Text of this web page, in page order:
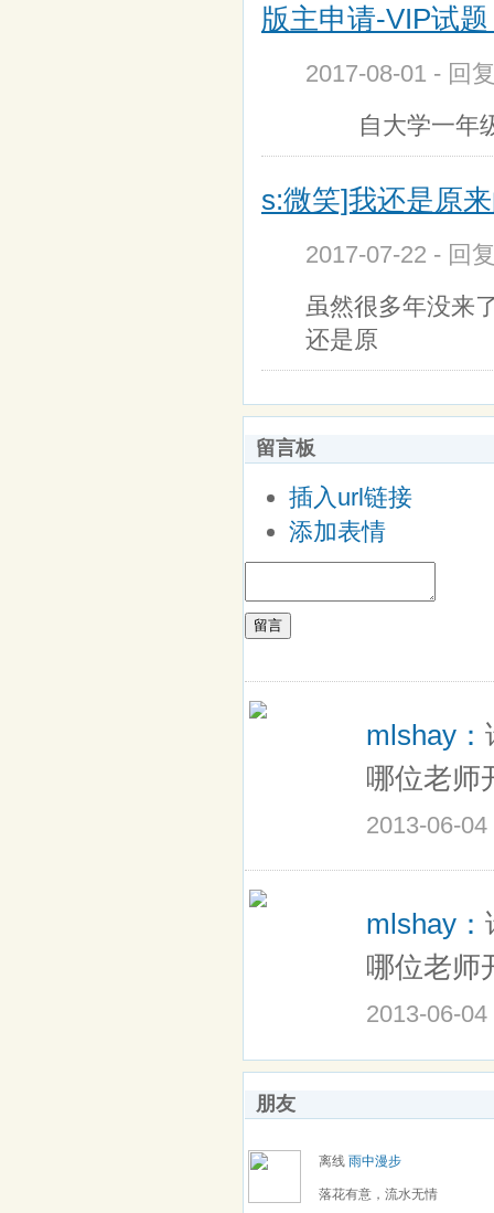
版主申请-VIP试
2017-08-01 - 回
自大学一年级
s:微笑]我还是原
2017-07-22 - 回
虽然很多年没来
还是原
留言板
插入url链接
添加表情
留言
mlshay：
哪位老师
2013-06-04
mlshay：
哪位老师
2013-06-04
朋友
离线 雨中漫步
落花有意，流水无情